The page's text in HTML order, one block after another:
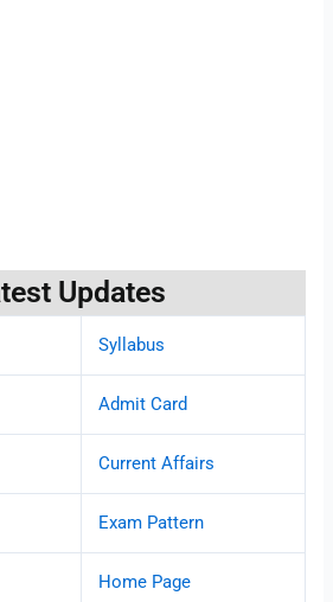
Updates
Syllabus
Admit Card
Current Affairs
Exam Pattern
Home Page